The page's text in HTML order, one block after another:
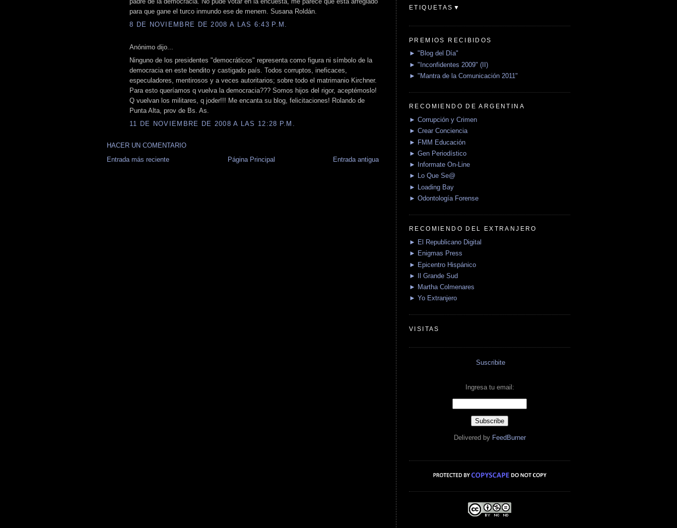
para que gane el turco inmundo ese de menem. Susana Roldán.
8 DE NOVIEMBRE DE 2008 A LAS 6:43 P.M.
Anónimo dijo...
Ninguno de los presidentes "democráticos" representa como figura ni símbolo de la
democracia en este bendito y castigado país. Todos corruptos, ineficaces,
especuladores, mentirosos y a veces autoritarios; sobre todo el matrimanio Kirchner.
Para esto queríamos q vuelva la democracia??? Somos hijos del rigor, aceptémoslo!
Q vuelvan los militares, q joder!!! Me encanta su blog, felicitaciones! Rolando de
Punta Alta, prov de Bs. As.
11 DE NOVIEMBRE DE 2008 A LAS 12:28 P.M.
HACER UN COMENTARIO
Entrada más reciente
Entrada antigua
Página Principal
ETIQUETAS▼
PREMIOS RECIBIDOS
► "Blog del Día"
► "Inconfidentes 2009" (II)
► "Mantra de la Comunicación 2011"
RECOMIENDO DE ARGENTINA
► Corrupción y Crimen
► Crear Conciencia
► FMM Educación
► Gen Periodístico
► Informate On-Line
► Lo Que Se@
► Loading Bay
► Odontología Forense
RECOMIENDO DEL EXTRANJERO
► El Republicano Digital
► Enigmas Press
► Epicentro Hispánico
► Il Grande Sud
► Martha Colmenares
► Yo Extranjero
VISITAS
Suscribite
Ingresa tu email:
Delivered by FeedBurner